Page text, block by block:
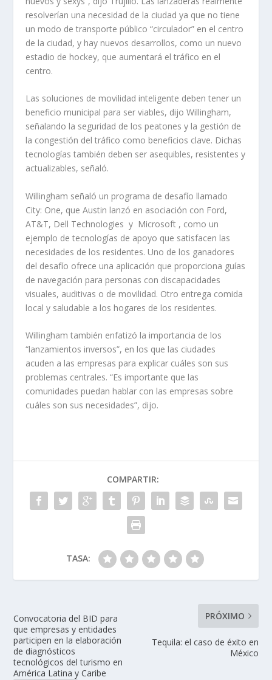
resolverían una necesidad de la ciudad ya que no tiene
un modo de transporte público “circulador” en el centro
de la ciudad, y hay nuevos desarrollos, como un nuevo
estadio de hockey, que aumentará el tráfico en el
centro.
Las soluciones de movilidad inteligente deben tener un
beneficio municipal para ser viables, dijo Willingham,
señalando la seguridad de los peatones y la gestión de
la congestión del tráfico como beneficios clave. Dichas
tecnologías también deben ser asequibles, resistentes y
actualizables, señaló.
Willingham señaló un programa de desafío llamado
City: One, que Austin lanzó en asociación con Ford,
AT&T, Dell Technologies y Microsoft , como un
ejemplo de tecnologías de apoyo que satisfacen las
necesidades de los residentes. Uno de los ganadores
del desafío ofrece una aplicación que proporciona guías
de navegación para personas con discapacidades
visuales, auditivas o de movilidad. Otro entrega comida
local y saludable a los hogares de los residentes.
Willingham también enfatizó la importancia de los
“lanzamientos inversos”, en los que las ciudades
acuden a las empresas para explicar cuáles son sus
problemas centrales. “Es importante que las
comunidades puedan hablar con las empresas sobre
cuáles son sus necesidades”, dijo.
COMPARTIR:
TASA:
Convocatoria del BID para
que empresas y entidades
participen en la elaboración
de diagnósticos
tecnológicos del turismo en
América Latina y Caribe
PRÓXIMO
Tequila: el caso de éxito en
México